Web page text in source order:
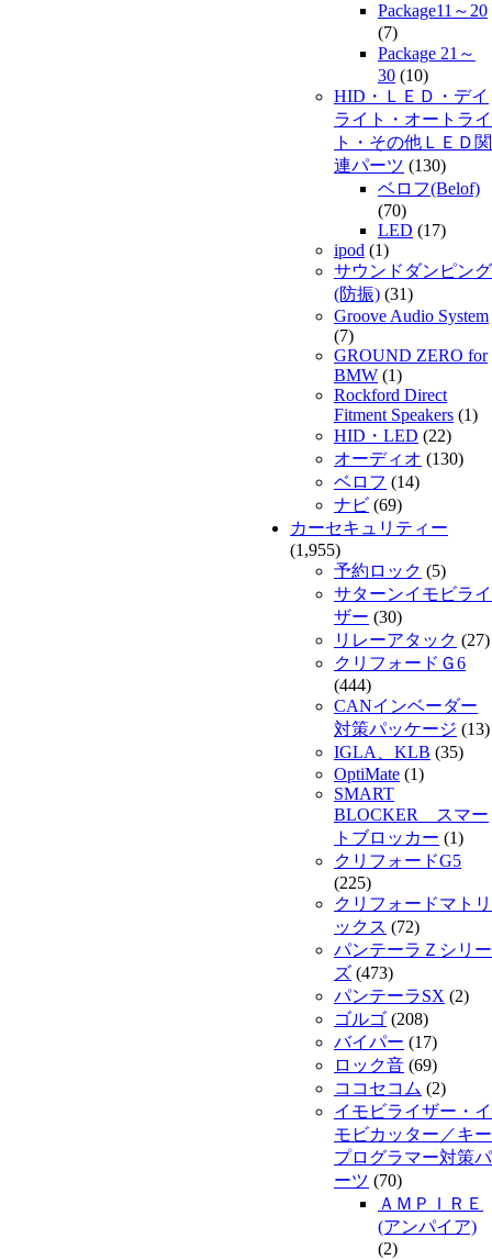
Package11～20
(7)
Package 21～
30 (10)
HID・ＬＥＤ・デイ
ライト・オートライ
ト・その他ＬＥＤ関
連パーツ (130)
ベロフ(Belof)
(70)
LED (17)
ipod (1)
サウンドダンピング
(防振) (31)
Groove Audio System
(7)
GROUND ZERO for
BMW (1)
Rockford Direct
Fitment Speakers (1)
HID・LED (22)
オーディオ (130)
ベロフ (14)
ナビ (69)
カーセキュリティー
(1,955)
予約ロック (5)
サターンイモビライ
ザー (30)
リレーアタック (27)
クリフォードＧ6
(444)
CANインベーダー
対策パッケージ (13)
IGLA、KLB (35)
OptiMate (1)
SMART
BLOCKER スマー
トブロッカー (1)
クリフォードG5
(225)
クリフォードマトリ
ックス (72)
パンテーラＺシリー
ズ (473)
パンテーラSX (2)
ゴルゴ (208)
バイパー (17)
ロック音 (69)
ココセコム (2)
イモビライザー・イ
モビカッター／キー
プログラマー対策パ
ーツ (70)
ＡＭＰＩＲＥ
(アンパイア)
(2)